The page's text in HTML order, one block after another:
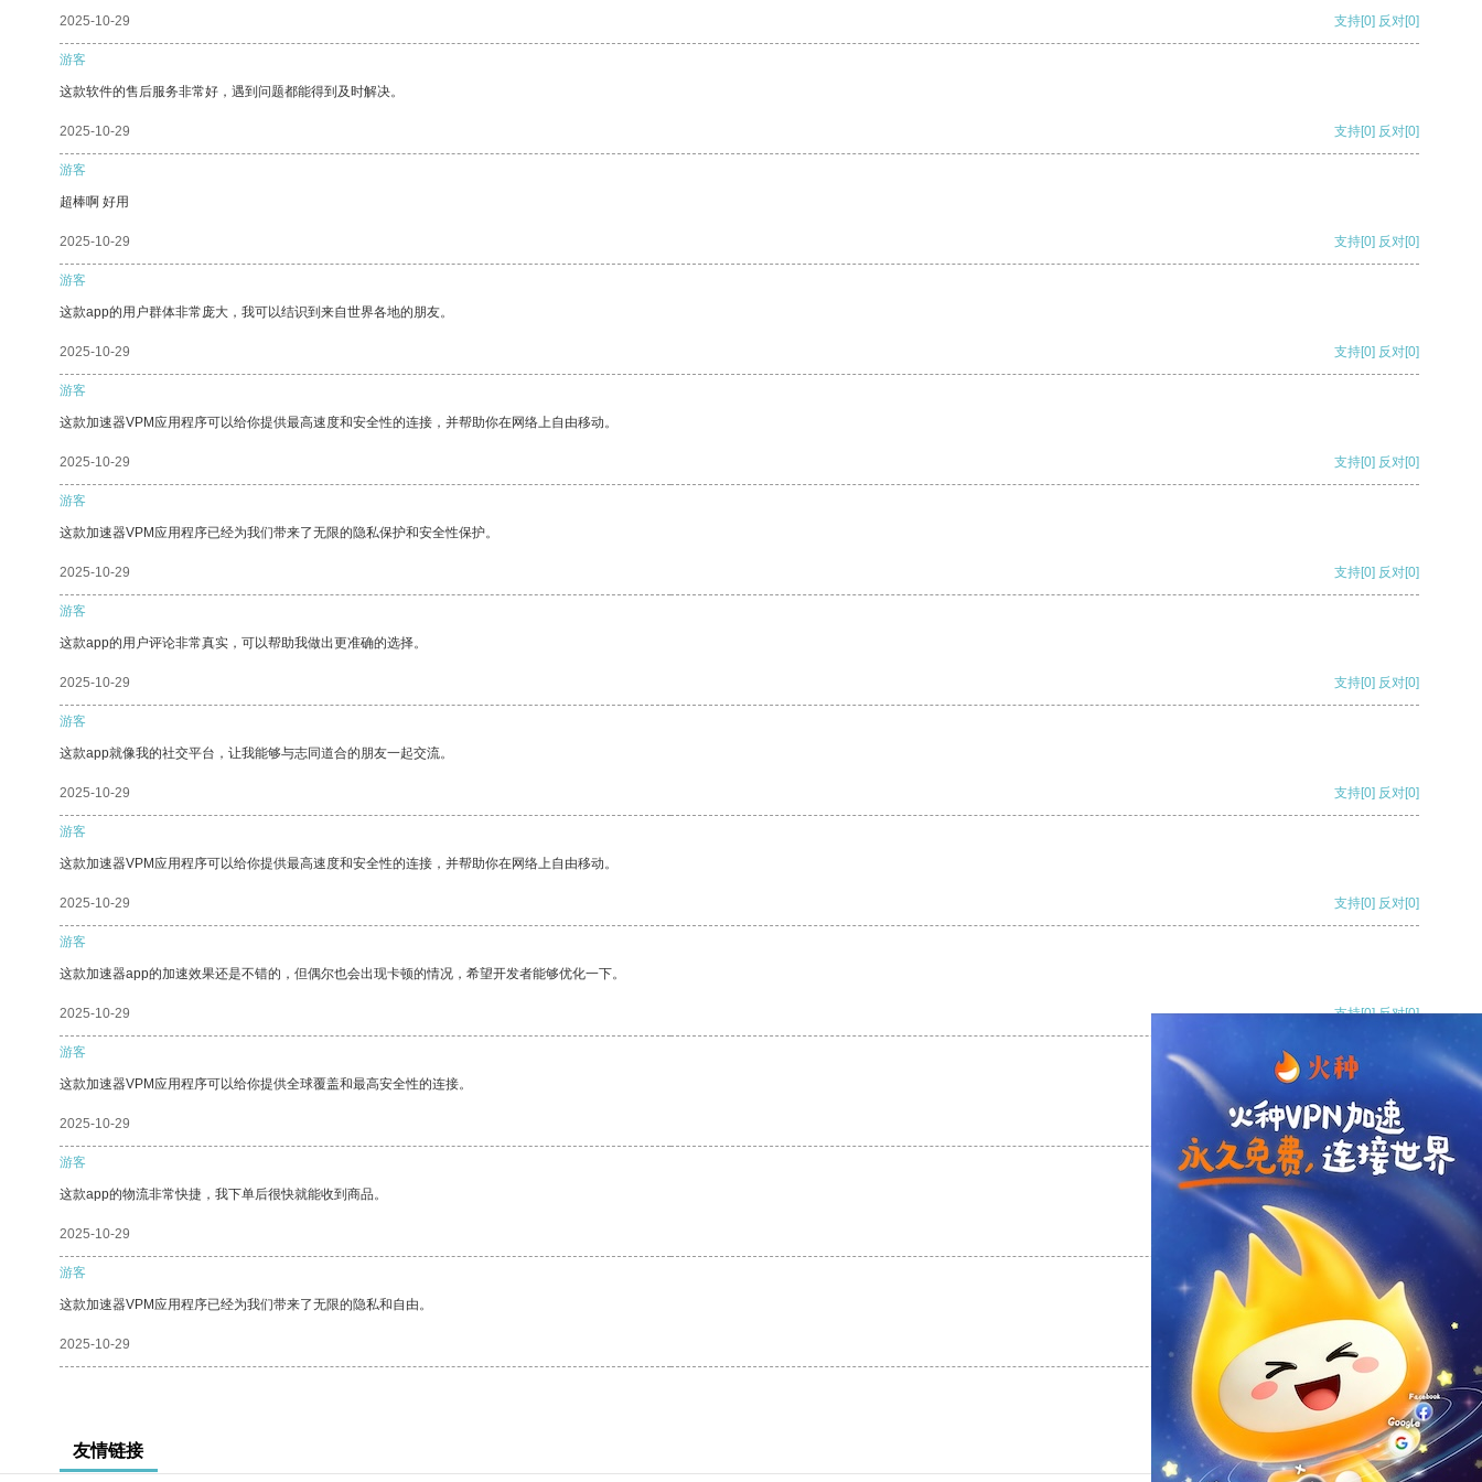
2025-10-29 支持[0] 反对[0]
游客
这款软件的售后服务非常好，遇到问题都能得到及时解决。
2025-10-29 支持[0] 反对[0]
游客
超棒啊 好用
2025-10-29 支持[0] 反对[0]
游客
这款app的用户群体非常庞大，我可以结识到来自世界各地的朋友。
2025-10-29 支持[0] 反对[0]
游客
这款加速器VPM应用程序可以给你提供最高速度和安全性的连接，并帮助你在网络上自由移动。
2025-10-29 支持[0] 反对[0]
游客
这款加速器VPM应用程序已经为我们带来了无限的隐私保护和安全性保护。
2025-10-29 支持[0] 反对[0]
游客
这款app的用户评论非常真实，可以帮助我做出更准确的选择。
2025-10-29 支持[0] 反对[0]
游客
这款app就像我的社交平台，让我能够与志同道合的朋友一起交流。
2025-10-29 支持[0] 反对[0]
游客
这款加速器VPM应用程序可以给你提供最高速度和安全性的连接，并帮助你在网络上自由移动。
2025-10-29 支持[0] 反对[0]
游客
这款加速器app的加速效果还是不错的，但偶尔也会出现卡顿的情况，希望开发者能够优化一下。
2025-10-29 支持[0] 反对[0]
游客
这款加速器VPM应用程序可以给你提供全球覆盖和最高安全性的连接。
2025-10-29 支持[0] 反对
游客
这款app的物流非常快捷，我下单后很快就能收到商品。
2025-10-29 支持
游客
这款加速器VPM应用程序已经为我们带来了无限的隐私和自由。
2025-10-29 支持 反对
友情链接